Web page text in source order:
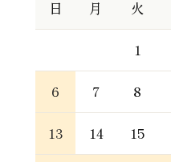
日 月 火
1
6 7 8
13 14 15